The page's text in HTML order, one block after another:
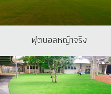
ฟุตบอลหญ้าจริง